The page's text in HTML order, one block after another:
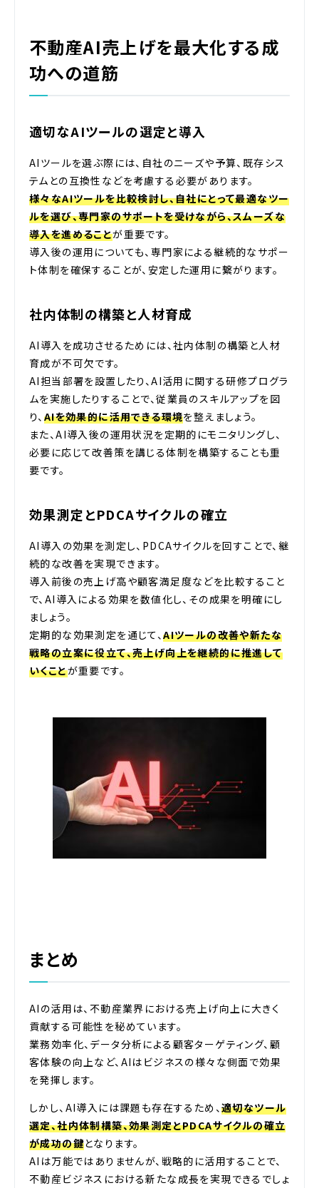
不動産AI売上げを最大化する成
功への道筋
適切なAIツールの選定と導入
AIツールを選ぶ際には、自社のニーズや予算、既存シス
テムとの互換性などを考慮する必要があります。
様々なAIツールを比較検討し、自社にとって最適なツー
ルを選び、専門家のサポートを受けながら、スムーズな
導入を進めることが重要です。
導入後の運用についても、専門家による継続的なサポー
ト体制を確保することが、安定した運用に繋がります。
社内体制の構築と人材育成
AI導入を成功させるためには、社内体制の構築と人材
育成が不可欠です。
AI担当部署を設置したり、AI活用に関する研修プログラ
ムを実施したりすることで、従業員のスキルアップを図
り、 AIを効果的に活用できる環境を整えましょう。
また、AI導入後の運用状況を定期的にモニタリングし、
必要に応じて改善策を講じる体制を構築することも重
要です。
効果測定とPDCAサイクルの確立
AI導入の効果を測定し、PDCAサイクルを回すことで、継
続的な改善を実現できます。
導入前後の売上げ高や顧客満足度などを比較すること
で、AI導入による効果を数値化し、その成果を明確にし
ましょう。
定期的な効果測定を通じて、AIツールの改善や新たな
戦略の立案に役立て、売上げ向上を継続的に推進して
いくことが重要です。
まとめ
AIの活用は、不動産業界における売上げ向上に大きく
貢献する可能性を秘めています。
業務効率化、データ分析による顧客ターゲティング、顧
客体験の向上など、AIはビジネスの様々な側面で効果
を発揮します。
しかし、AI導入には課題も存在するため、適切なツール
選定、社内体制構築、効果測定とPDCAサイクルの確立
が成功の鍵となります。
AIは万能ではありませんが、戦略的に活用することで、
不動産ビジネスにおける新たな成長を実現できるでしょ